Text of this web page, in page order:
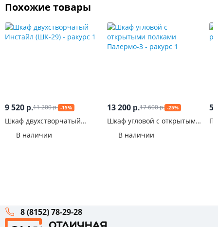
Похожие товары
9 520 р.11 200р. -15%
Шкаф двухстворчатый
В наличии
13 200 р.17 600р. -25%
Шкаф угловой с открытыми
В наличии
5
8 (8152) 78-29-28